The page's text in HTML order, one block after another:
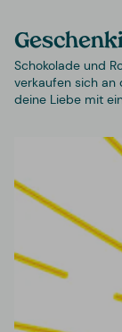
Schokolade und
verkaufen sich an
deine Liebe mit